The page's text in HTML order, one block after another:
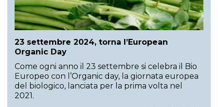
23 settembre 2024, torna l’European
Organic Day
Come ogni anno il 23 settembre si celebra il Bio
Europeo con l’Organic day, la giornata europea
del biologico, lanciata per la prima volta nel
2021.